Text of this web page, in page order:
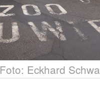
Foto: Eckhard